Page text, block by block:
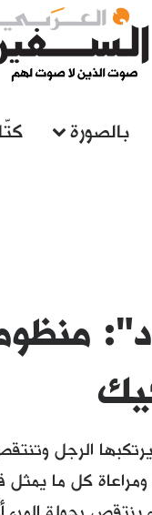
بالصورة
الرجل
ومراعاة كل ما
ينتقص رجولة